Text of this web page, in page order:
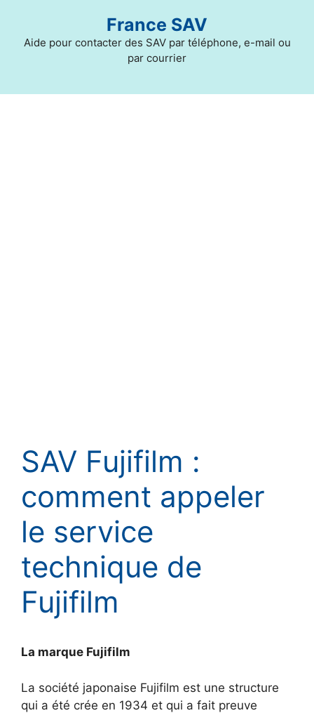
contenu
France SAV
Aide pour contacter des SAV par téléphone, e-mail ou
par courrier
SAV Fujifilm :
comment appeler
le service
technique de
Fujifilm
La marque Fujifilm
La société japonaise Fujifilm est une structure
qui a été crée en 1934 et qui a fait preuve